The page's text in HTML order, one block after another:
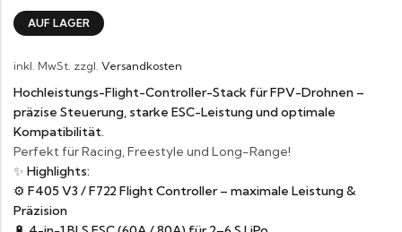
AUF LAGER
inkl. MwSt. zzgl. Versandkosten
Hochleistungs-Flight-Controller-Stack für FPV-Drohnen –
präzise Steuerung, starke ESC-Leistung und optimale
Kompatibilität.
Perfekt für Racing, Freestyle und Long-Range!
✨ Highlights:
⚙️ F405 V3 / F722 Flight Controller – maximale Leistung &
Präzision